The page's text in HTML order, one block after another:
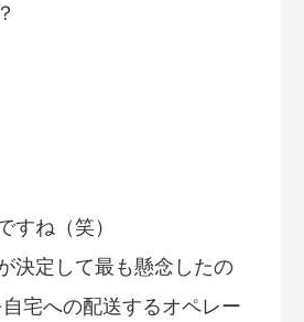
すね（笑）
決定して最も懸念したの
宅への配送するオペレー